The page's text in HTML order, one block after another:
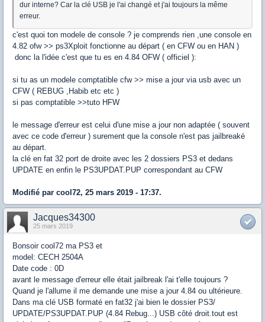
dur interne? Car la clé USB je l'ai changé et j'ai toujours la même
erreur.
c'est quoi ton modele de console ? je comprends rien ,une console en
4.82 ofw >> ps3Xploit fonctionne au départ ( en CFW ou en HAN )
donc la l'idée c'est que tu es en 4.84 OFW ( officiel ):
si tu as un modele comptatible cfw >> mise a jour via usb avec un
CFW ( REBUG ,Habib etc etc )
si pas comptatible >>tuto HFW
le message d'erreur est celui d'une mise a jour non adaptée ( souvent
avec ce code d'erreur ) surement que la console n'est pas jailbreaké
au départ.
la clé en fat 32 port de droite avec les 2 dossiers PS3 et dedans
UPDATE en enfin le PS3UPDAT.PUP correspondant au CFW
Modifié par cool72, 25 mars 2019 - 17:37.
Jacques34300
25 mars 2019
Bonsoir cool72 ma PS3 et
model: CECH 2504A
Date code : 0D
avant le message d'erreur elle était jailbreak l'ai t'elle toujours ?
Quand je l'allume il me demande une mise a jour 4.84 ou ultérieure.
Dans ma clé USB formaté en fat32 j'ai bien le dossier PS3/
UPDATE/PS3UPDAT.PUP (4.84 Rebug...) USB côté droit.tout est